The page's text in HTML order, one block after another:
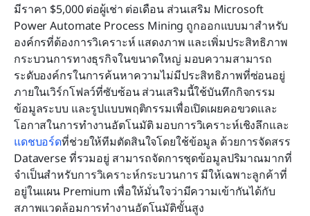
มีราคา $5,000 ต่อผู้เช่า ต่อเดือน ส่วนเสริม Microsoft
Power Automate Process Mining ถูกออกแบบมาสำหรับ
องค์กรที่ต้องการวิเคราะห์ แสดงภาพ และเพิ่มประสิทธิภาพ
กระบวนการทางธุรกิจในขนาดใหญ่ มอบความสามารถ
ระดับองค์กรในการค้นหาความไม่มีประสิทธิภาพที่ซ่อนอยู่
ภายในเวิร์กโฟลว์ที่ซับซ้อน ส่วนเสริมนี้ใช้บันทึกกิจกรรม
ข้อมูลระบบ และรูปแบบพฤติกรรมเพื่อเปิดเผยคอขวดและ
โอกาสในการทำงานอัตโนมัติ มอบการวิเคราะห์เชิงลึกและ
แดชบอร์ดที่ช่วยให้ทีมตัดสินใจโดยใช้ข้อมูล ด้วยการจัดสรร
Dataverse ที่รวมอยู่ สามารถจัดการชุดข้อมูลปริมาณมากที่
จำเป็นสำหรับการวิเคราะห์กระบวนการ มีให้เฉพาะลูกค้าที่
อยู่ในแผน Premium เพื่อให้มั่นใจว่ามีความเข้ากันได้กับ
สภาพแวดล้อมการทำงานอัตโนมัติขั้นสูง